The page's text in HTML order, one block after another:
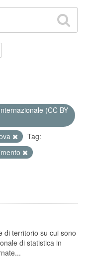
(CC BY
Tag:
di territorio su cui sono
di statistica in